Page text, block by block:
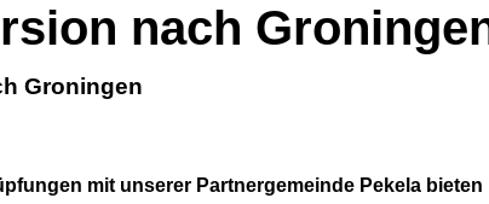
nach
Groningen
mit unserer Partnergemeinde Pekela